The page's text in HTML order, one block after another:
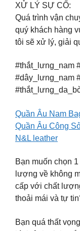
XỬ LÝ SỰ CỐ:
Quá trình vận
quý khách hàng
tôi sẽ xử lý, giải
#thắt_lưng_nam
#dây_lưng_nam
Quần Âu Nam
Quần Âu Công
N&L leather
Bạn muốn chọn
lượng về không
cấp với chất
thoải mái và tự
Bạn quá thất